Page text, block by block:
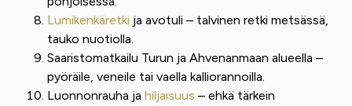
Lumikenkäretki ja avotuli – talvinen retki metsässä,
tauko nuotiolla.
Saaristomatkailu Turun ja Ahvenanmaan alueella –
pyöräile, veneile tai vaella kalliorannoilla.
Luonnonrauha ja hiljaisuus – ehkä tärkein